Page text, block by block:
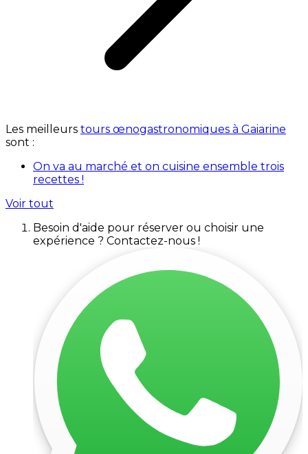
Les meilleurs tours œnogastronomiques à Gaiarine
sont :
On va au marché et on cuisine ensemble trois
recettes !
Voir tout
Besoin d'aide pour réserver ou choisir une
expérience ? Contactez-nous !